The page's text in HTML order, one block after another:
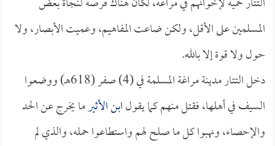
المسلمين على الأقل، ولكن ضاعت المفاهيم، وعميت الأبصار، ولا
حول ولا قوة إلا بالله.
دخل التتار مدينة مراغة المسلمة في (4) صفر (618هـ) ووضعوا
السيف في أهلها، فقتل منهم كما يقولابن الأثيرما يخرج عن الحد
والإحصاء، ونهبوا كل ما صلح لهم واستطاعوا حمله، والذي لم